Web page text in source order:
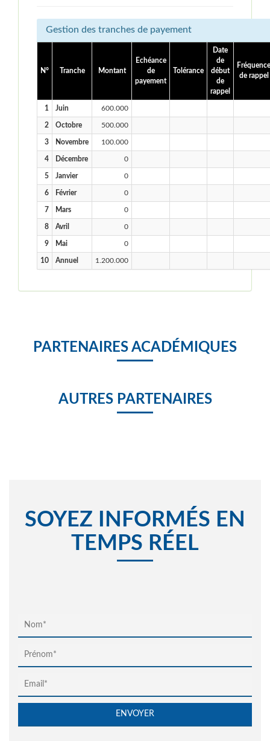
Gestion des tranches de payement
N° Tranche Montant
Echéance
de
payement
Tolérance
Date
de
début
de
rappel
Fréquence
de rappel
1 Juin 600.000
2 Octobre 500.000
3 Novembre 100.000
4 Décembre 0
5 Janvier 0
6 Février 0
7 Mars 0
8 Avril 0
9 Mai 0
10 Annuel 1.200.000
PARTENAIRES ACADÉMIQUES
AUTRES PARTENAIRES
SOYEZ INFORMÉS EN
TEMPS RÉEL